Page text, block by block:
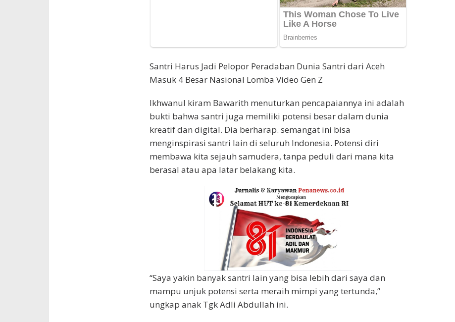
Santri Harus Jadi Pelopor Peradaban Dunia Santri dari Aceh
Masuk 4 Besar Nasional Lomba Video Gen Z
Ikhwanul kiram Bawarith menuturkan pencapaiannya ini adalah
bukti bahwa santri juga memiliki potensi besar dalam dunia
kreatif dan digital. Dia berharap. semangat ini bisa
menginspirasi santri lain di seluruh Indonesia. Potensi diri
membawa kita sejauh samudera, tanpa peduli dari mana kita
berasal atau apa latar belakang kita.
“Saya yakin banyak santri lain yang bisa lebih dari saya dan
mampu unjuk potensi serta meraih mimpi yang tertunda,”
ungkap anak Tgk Adli Abdullah ini.